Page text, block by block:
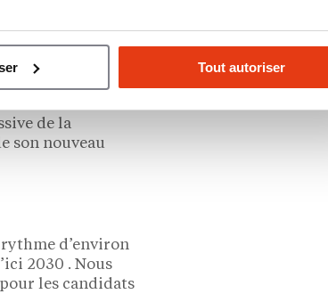
Tout autoriser
éco-
variable moins
encore des volets
un nouveau
de la
son nouveau
d’environ
2030 . Nous
les candidats